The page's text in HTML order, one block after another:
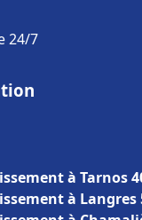
24/7
à Tarnos
à Langres